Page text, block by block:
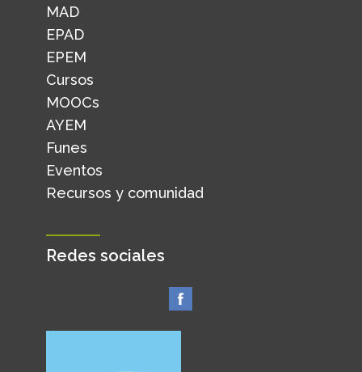
MAD
EPAD
EPEM
Cursos
MOOCs
AYEM
Funes
Eventos
Recursos y comunidad
Redes sociales